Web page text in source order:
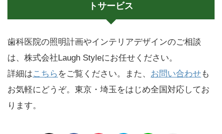
トサービス
歯科医院の照明計画やインテリアデザインのご相談
は、株式会社Laugh Styleにお任せください。
詳細はこちら をご覧ください。また、 お問い合わせも
お気軽にどうぞ。東京・埼玉をはじめ全国対応してお
ります。